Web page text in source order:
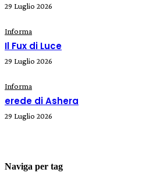
29 Luglio 2026
Informa
Il Fux di Luce
29 Luglio 2026
Informa
erede di Ashera
29 Luglio 2026
Naviga per tag